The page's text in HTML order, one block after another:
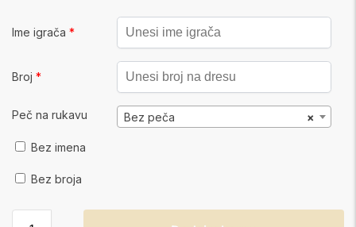
Ime igrača *
Broj *
Peč na rukavu ×
Bez peča
Bez imena
Bez broja